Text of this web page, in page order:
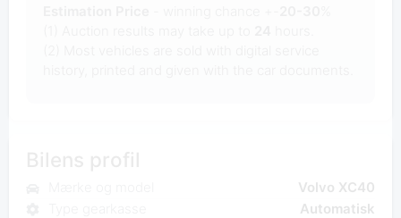
Volvo XC40
Automatisk